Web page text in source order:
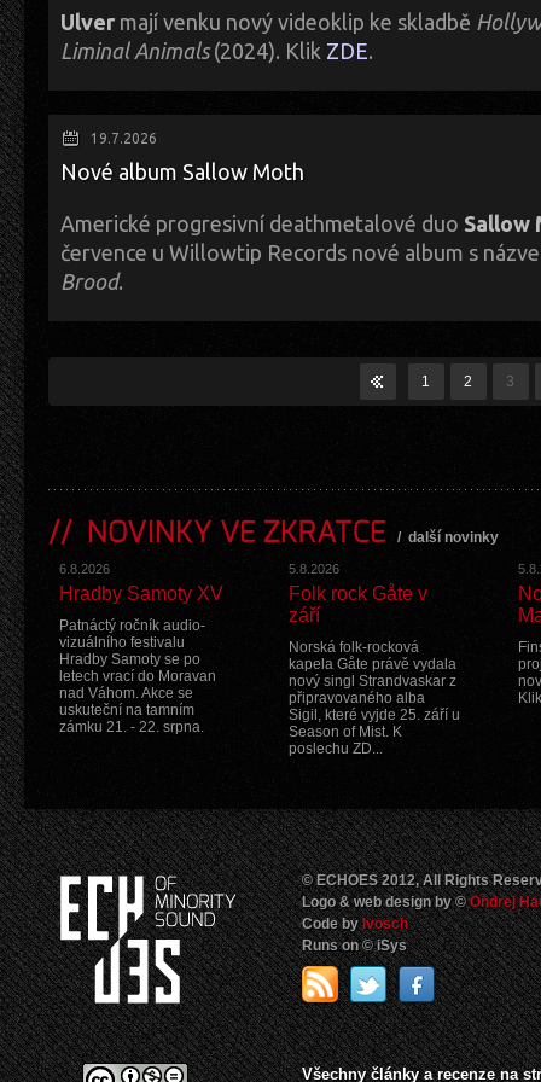
Ulver mají venku nový videoklip ke skladbě
Liminal Animals(2024). Klik ZDE.
19.7.2026
Nové album Sallow Moth
Americké progresivní deathmetalové duo Sallow
července u Willowtip Records nové album s
Brood.
světa, kde se organismy po průchodu mocným portálem, vysoce
jako Mossbane Lantern, rematerializují do nových hybridních druhů.
První zveřejněná skladba ZDE
1 2 3
NOVINKY VE ZKRATCE / další novinky
6.8.2026
Hradby Samoty XV
Patnáctý ročník audio-
vizuálního festivalu
Hradby Samoty se po
letech vrací do Moravan
nad Váhom. Akce se
uskuteční na tamním
zámku 21. - 22. srpna.
5.8.2026
Folk rock Gåte v
září
Norská folk-rocková
kapela Gåte právě vydala
nový singl Strandvaskar z
připravovaného alba
Sigil, které vyjde 25. září u
Season of Mist. K
poslechu ZD...
© ECHOES 2012, All Rights
Logo & web design by ©Ondrej
Code byIvosch
Runs on © iSys
Všechny články a recenze na